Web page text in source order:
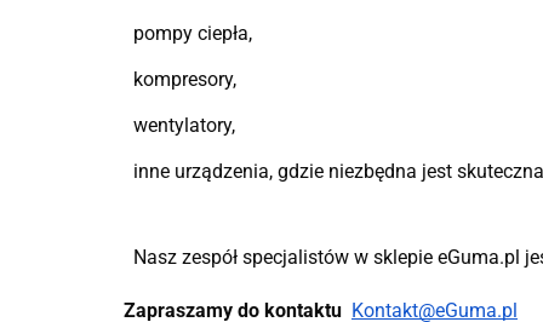
pompy ciepła,
kompresory,
wentylatory,
inne urządzenia, gdzie niezbędna jest
Nasz zespół specjalistów w sklepie eGuma.pl
Zapraszamy do kontaktu Kontakt@eGuma.pl